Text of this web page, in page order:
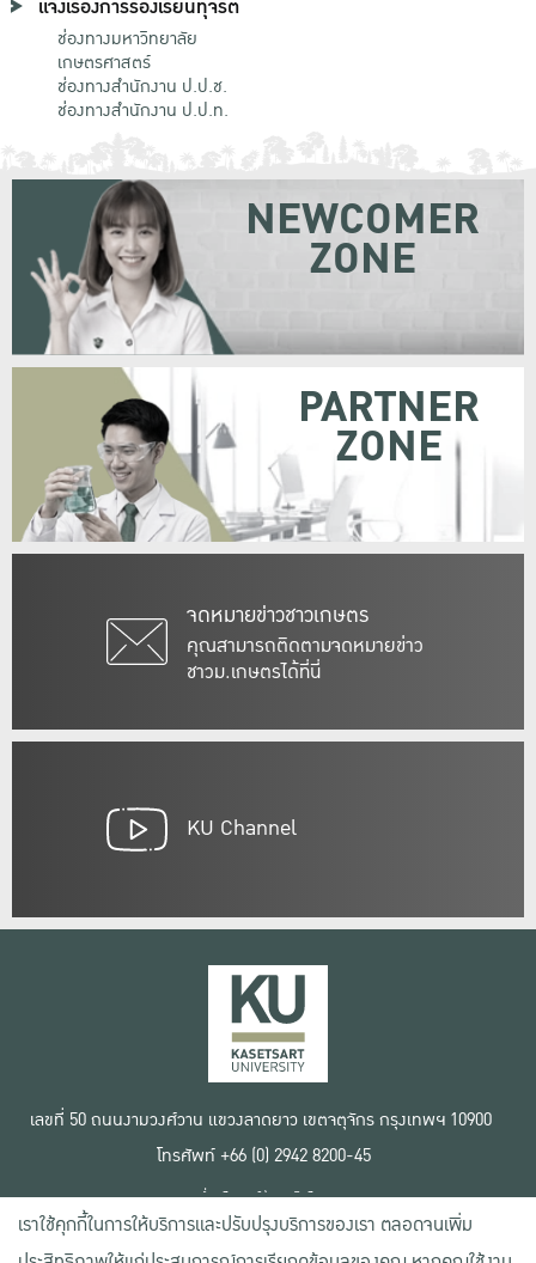
ช่องทางมหาวิทยาลัย
เกษตรศาสตร์
ช่องทางสำนักงาน ป.ป.ช.
ช่องทางสำนักงาน ป.ป.ท.
จดหมายข่าวชาวเกษตร
คุณสามารถติดตามจดหมายข่าว
ชาวม.เกษตรได้ที่นี่
NEWCOMER
ZONE
PARTNER
ZONE
KU Channel
เลขที่ 50 ถนนงามวงศ์วาน แขวงลาดยาว เขตจตุจักร กรุงเทพฯ 10900
โทรศัพท์ +66 (0) 2942 8200-45
เงื่อนไขการใช้งานเว็บไซต์
ข้อตกลงด้านสิทธิ์ใช้งาน
นโยบายความเป็นส่วนตัว
เราใช้คุกกี้ในการให้บริการและปรับปรุงบริการของเรา ตลอดจนเพิ่ม